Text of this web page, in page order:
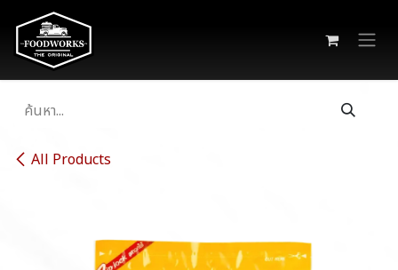
Skip to Content
All Products